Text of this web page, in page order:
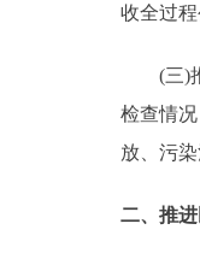
多语种
收全过
(三)推
检查情
放、污
二、推